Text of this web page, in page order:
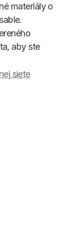
materiály o
aby ste